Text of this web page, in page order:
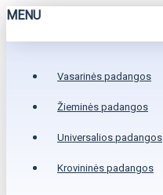
MENU
Vasarinės padangos
Žieminės padangos
Universalios padangos
Krovininės padangos